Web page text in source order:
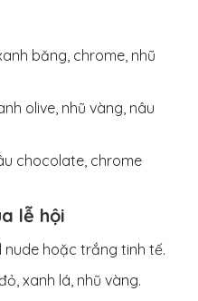
băng, chrome, nhũ
olive, nhũ vàng, nâu
chocolate, chrome
lễ hội
nude hoặc trắng tinh tế.
xanh lá, nhũ vàng.